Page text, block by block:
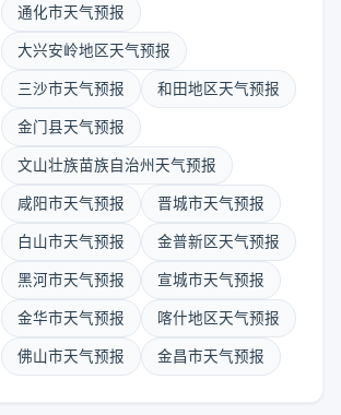
通化市天气预报
大兴安岭地区天气预报
三沙市天气预报 和田地区天气预报
金门县天气预报
文山壮族苗族自治州天气预报
咸阳市天气预报 晋城市天气预报
白山市天气预报 金普新区天气预报
黑河市天气预报 宣城市天气预报
金华市天气预报 喀什地区天气预报
佛山市天气预报 金昌市天气预报